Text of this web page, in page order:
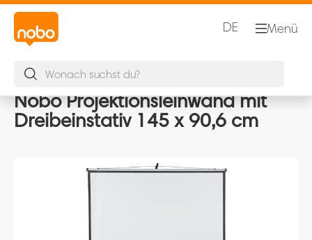
Menü
DE
Nobo Projektionsleinwand mit
Dreibeinstativ 145 x 90,6 cm